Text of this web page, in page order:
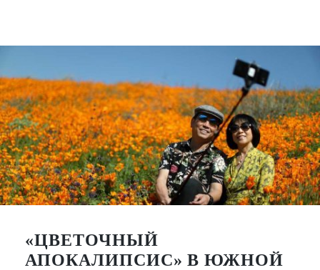
«ЦВЕТОЧНЫЙ
АПОКАЛИПСИС» В ЮЖНОЙ